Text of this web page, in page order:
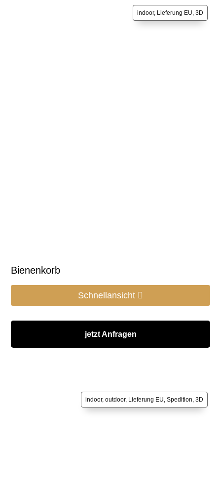
indoor, Lieferung EU, 3D
Bienenkorb
Schnellansicht
jetzt Anfragen
indoor, outdoor, Lieferung EU, Spedition, 3D